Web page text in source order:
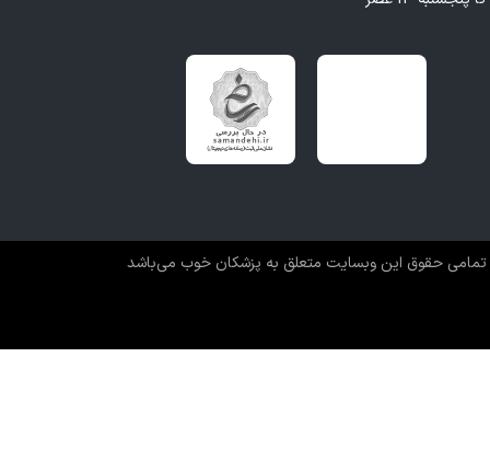
تمامی حقوق این وبسایت متعلق به پزشکان خوب می‌باشد